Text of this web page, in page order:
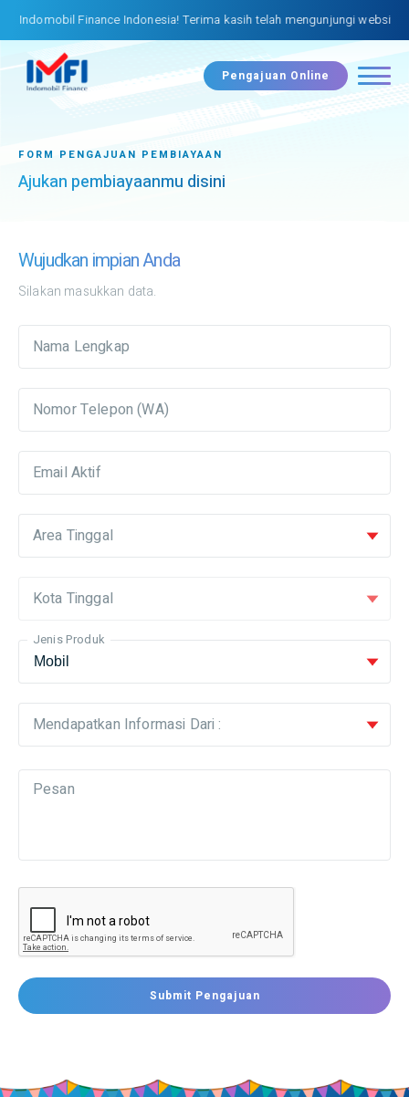
Indomobil Finance Indonesia! Terima kasih telah mengunjungi website
Pengajuan Online
FORM PENGAJUAN PEMBIAYAAN
Ajukan pembiayaanmu disini
Wujudkan impian Anda
Silakan masukkan data.
Nama Lengkap
Nomor Telepon (WA)
Email Aktif
Area Tinggal
Kota Tinggal
Jenis Produk
Mendapatkan Informasi Dari :
Pesan
Submit Pengajuan